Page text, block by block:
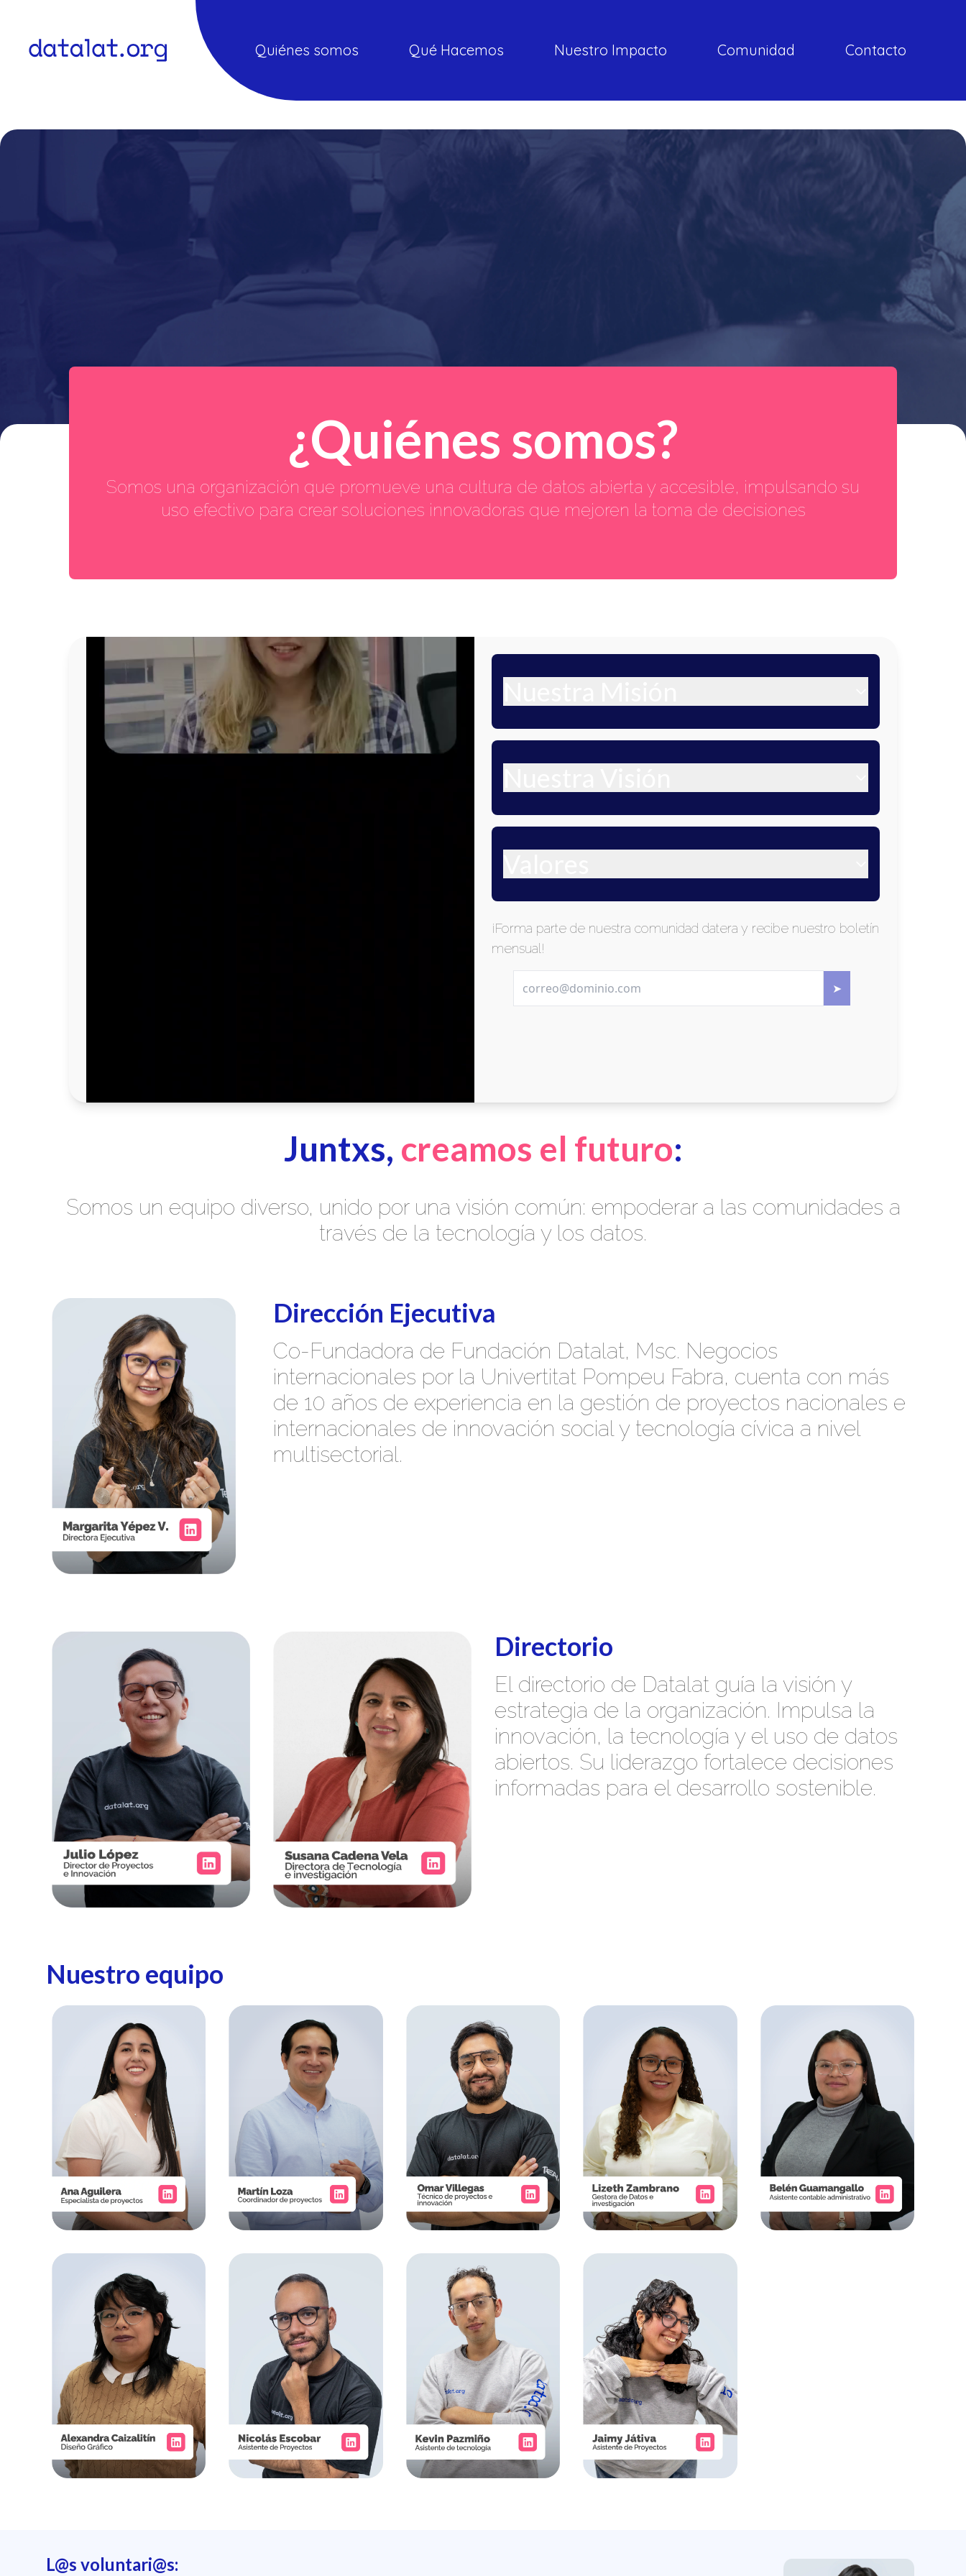
Quiénes somos Qué Hacemos Nuestro Impacto Comunidad Contacto
¿Quiénes somos?
Somos una organización que promueve una cultura de datos abierta y accesible, impulsando su
uso efectivo para crear soluciones innovadoras que mejoren la toma de decisiones
¡Forma parte de nuestra comunidad datera y recibe nuestro boletín
mensual!
Juntxs, creamos el futuro:
Somos un equipo diverso, unido por una visión común: empoderar a las comunidades a
través de la tecnología y los datos.
Dirección Ejecutiva
Co-Fundadora de Fundación Datalat, Msc. Negocios
internacionales por la Univertitat Pompeu Fabra, cuenta con más
de 10 años de experiencia en la gestión de proyectos nacionales e
internacionales de innovación social y tecnología cívica a nivel
multisectorial.
Directorio
El directorio de Datalat guía la visión y
estrategia de la organización. Impulsa la
innovación, la tecnología y el uso de datos
abiertos. Su liderazgo fortalece decisiones
informadas para el desarrollo sostenible.
Nuestro equipo
L@s voluntari@s: